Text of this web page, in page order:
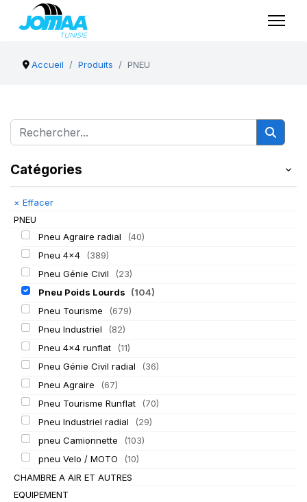
Accueil Produits PNEU
Catégories
× Effacer
PNEU
Pneu Agraire radial
(40)
Pneu 4x4
(389)
Pneu Génie Civil
(23)
Pneu Poids Lourds
(104)
Pneu Tourisme
(679)
Pneu Industriel
(82)
Pneu 4x4 runflat
(11)
Pneu Génie Civil radial
(36)
Pneu Agraire
(67)
Pneu Tourisme Runflat
(70)
Pneu Industriel radial
(29)
pneu Camionnette
(103)
pneu Velo / MOTO
(10)
CHAMBRE A AIR ET AUTRES
EQUIPEMENT